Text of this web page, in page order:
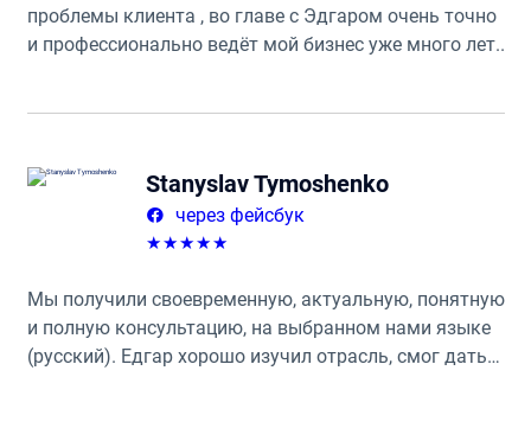
проблемы клиента , во главе с Эдгаром очень точно
и профессионально ведёт мой бизнес уже много лет.
Stanyslav Tymoshenko
через фейсбук
★★★★★
Мы получили своевременную, актуальную, понятную
и полную консультацию, на выбранном нами языке
(русский). Едгар хорошо изучил отрасль, смог дать